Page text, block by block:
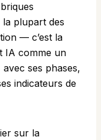
la plupart des
— c’est la
IA comme un
ses phases,
indicateurs de
sur la